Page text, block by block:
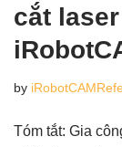
cắt
by
Tóm tắt: Gia